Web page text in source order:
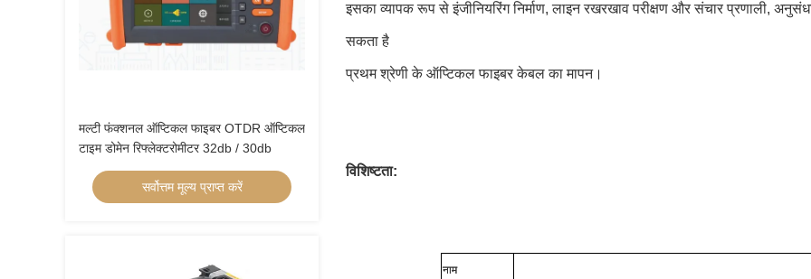
मल्टी फंक्शनल ऑप्टिकल फाइबर OTDR ऑप्टिकल
टाइम डोमेन रिफ्लेक्टरोमीटर 32db / 30db
सर्वोत्तम मूल्य प्राप्त करें
इसका व्यापक रूप से इंजीनियरिंग निर्माण, लाइन रखरखाव परीक्षण और संचार प्रणाली,
सकता है
प्रथम श्रेणी के ऑप्टिकल फाइबर केबल का मापन।
विशिष्टता:
नाम